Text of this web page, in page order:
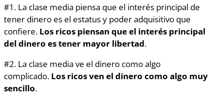
#1. La clase media piensa que el interés principal de
tener dinero es el estatus y poder adquisitivo que
confiere. Los ricos piensan queel interés principal
del dinero es tener mayor libertad.
#2. La clase media ve el dinero como algo
complicado. Los ricos ven el dinero como algo muy
sencillo.